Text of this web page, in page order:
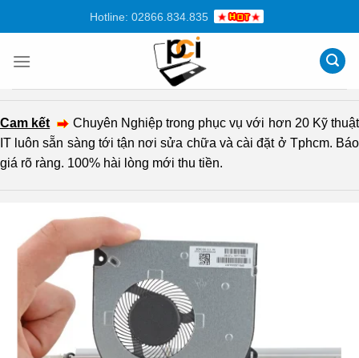
dung
Hotline: 02866.834.835
Cam kết
Chuyên Nghiệp trong phục vụ với hơn 20 Kỹ thuật
IT luôn sẵn sàng tới tận nơi sửa chữa và cài đặt ở Tphcm. Báo
giá rõ ràng. 100% hài lòng mới thu tiền.